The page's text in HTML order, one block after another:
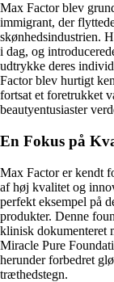
Max Factor blev
immigrant, der
skønhedsindustrien.
i dag, og
udtrykke deres
Factor blev hurtigt
fortsat et foretrukket
beautyentusiaster
En Fokus på
Max Factor er kendt
af høj kvalitet og
perfekt eksempel på
produkter. Denne
klinisk dokumenteret
Miracle Pure
herunder forbedret
træthedstegn.